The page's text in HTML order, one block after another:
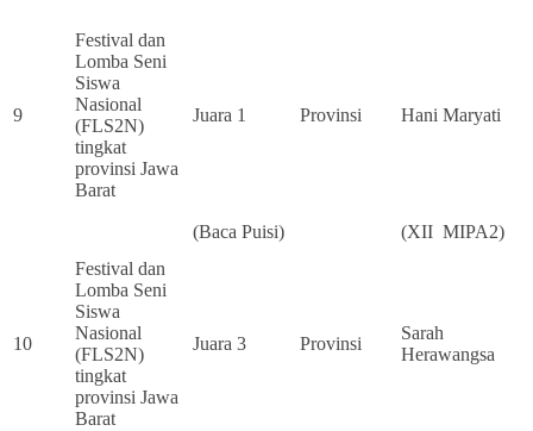
9
Festival dan
Lomba Seni
Siswa
Nasional
(FLS2N)
tingkat
provinsi Jawa
Barat
Juara 1 Provinsi Hani Maryati
(Baca Puisi) (XII MIPA2)
10
Festival dan
Lomba Seni
Siswa
Nasional
(FLS2N)
tingkat
provinsi Jawa
Barat
Juara 3 Provinsi
Sarah
Herawangsa